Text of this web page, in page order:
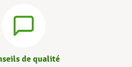
de qualité